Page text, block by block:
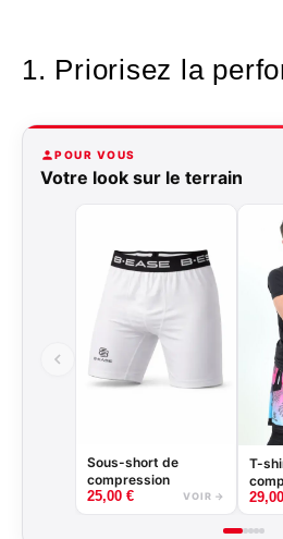
1. Priorisez la
POUR VOUS
Votre look sur le terrain
Sous-short de
compression
25,00 € VOIR →
T-
29,00